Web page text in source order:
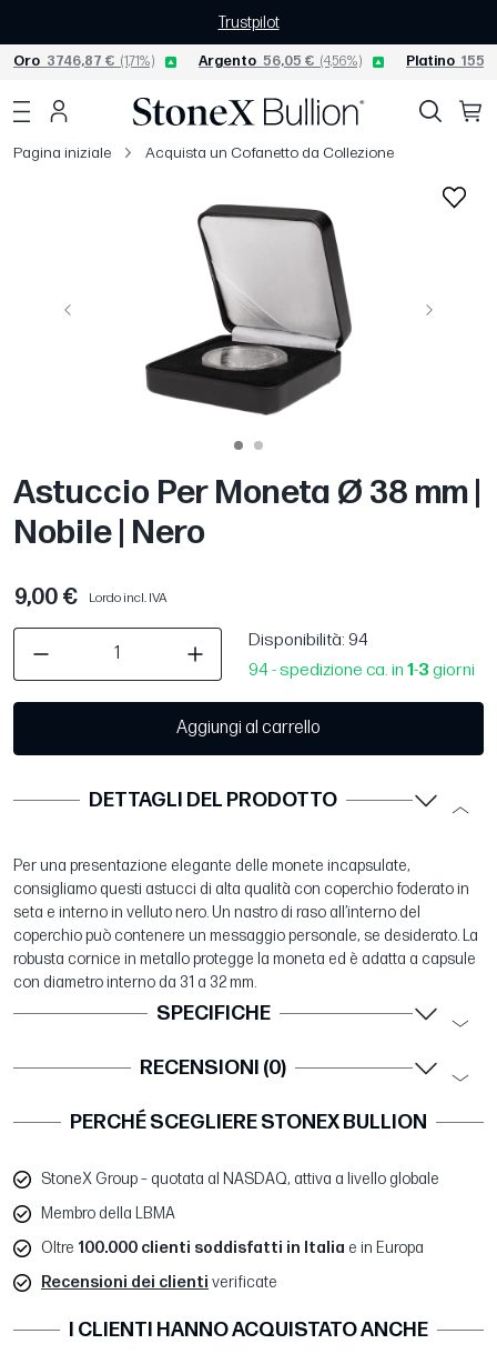
Trustpilot
Oro 3746,87 € (1,71%) Argento 56,05 € (4,56%) Platino
Pagina iniziale Acquista un Cofanetto da Collezione
Precedente Avanti
Astuccio Per Moneta Ø 38 mm |
Nobile | Nero
9,00 € Lordo incl. IVA
Disponibilità: 94
94 - spedizione ca. in 1-3 giorni
Aggiungi al carrello
DETTAGLI DEL PRODOTTO
Per una presentazione elegante delle monete incapsulate,
consigliamo questi astucci di alta qualità con coperchio foderato in
seta e interno in velluto nero. Un nastro di raso all’interno del
coperchio può contenere un messaggio personale, se desiderato. La
robusta cornice in metallo protegge la moneta ed è adatta a capsule
con diametro interno da 31 a 32 mm.
SPECIFICHE
RECENSIONI (0)
PERCHÉ SCEGLIERE STONEX BULLION
StoneX Group – quotata al NASDAQ, attiva a livello globale
Membro della LBMA
Oltre 100.000 clienti soddisfatti in Italia e in Europa
Recensioni dei clienti verificate
I CLIENTI HANNO ACQUISTATO ANCHE